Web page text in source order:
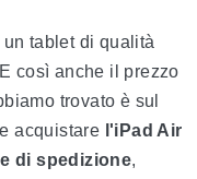
un tablet di qualità
così anche il prezzo
trovato è sul
acquistare l'iPad Air
di spedizione,